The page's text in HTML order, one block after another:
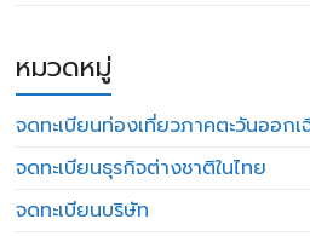
หมวดหมู่
จดทะเบียนท่องเที่ยวภาคตะวันออกเ
จดทะเบียนธุรกิจต่างชาติในไทย
จดทะเบียนบริษัท